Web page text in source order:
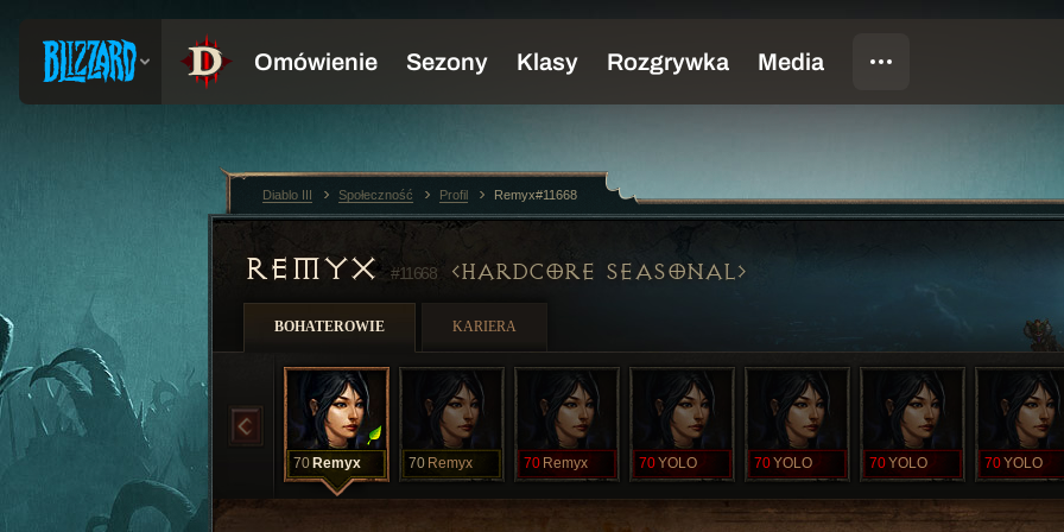
REMYX #11668 HARDCORE SEASONAL
BOHATEROWIE KARIERA
70 Remyx 70 Remyx 70 Remyx 70YOLO 70YOLO 70YOLO 70YOLO
Diablo III Społeczność Profil Remyx#11668